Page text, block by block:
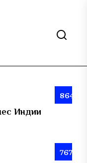
864
Индии
767